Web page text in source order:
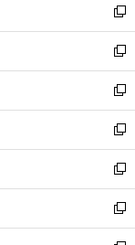
く
ド
ウ
で
開
く
ィ
ン
ド
ウ
で
開
く
い
ウ
ィ
ン
ド
ウ
で
開
く
新
し
い
ウ
ィ
ン
ド
ウ
で
開
く
新
し
い
ウ
ィ
ン
ド
ウ
で
開
新
し
い
ウ
ィ
ン
ド
ウ
新
し
い
ウ
ィ
ン
新
し
い
ウ
新
し